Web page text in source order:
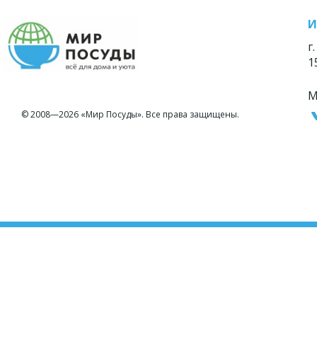
© 2008—2026 «Мир Посуды». Все права защищены.